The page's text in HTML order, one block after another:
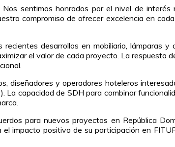
sentimos honrados por el nivel de
compromiso de ofrecer excelencia en
desarrollos en mobiliario, lámparas
el valor de cada proyecto. La respuesta
y operadores hoteleros
La capacidad de SDH para combinar
para nuevos proyectos en República
impacto positivo de su participación en